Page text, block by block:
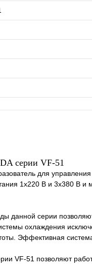
cерии VF-51
для
1х220 В и 3х380 В
данной серии
охлаждения
Эффективная
VF-51 позволяют